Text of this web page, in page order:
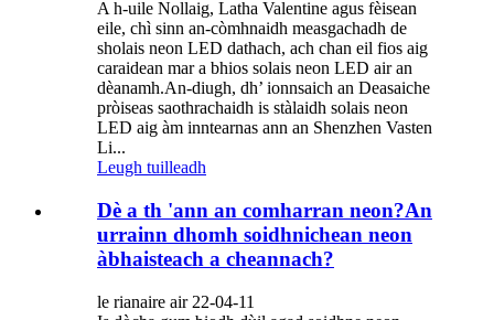
A h-uile Nollaig, Latha Valentine agus fèisean
eile, chì sinn an-còmhnaidh measgachadh de
sholais neon LED dathach, ach chan eil fios aig
caraidean mar a bhios solais neon LED air an
dèanamh.An-diugh, dh’ ionnsaich an Deasaiche
pròiseas saothrachaidh is stàlaidh solais neon
LED aig àm inntearnas ann an Shenzhen Vasten
Li...
Leugh tuilleadh
Dè a th 'ann an comharran neon?An
urrainn dhomh soidhnichean neon
àbhaisteach a cheannach?
le rianaire air 22-04-11